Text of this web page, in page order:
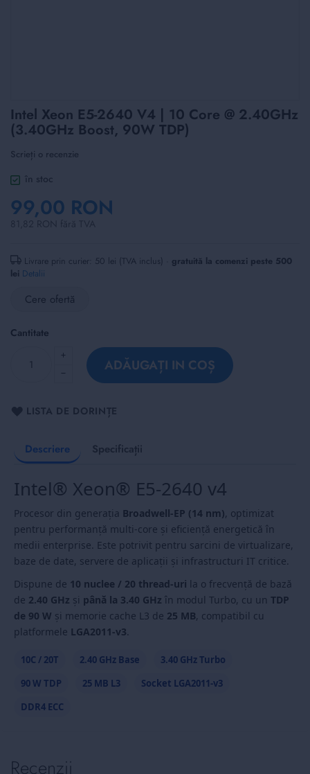
Skip
to
the
beginning
of
the
images
gallery
Intel Xeon E5-2640 V4 | 10 Core @ 2.40GHz
(3.40GHz Boost, 90W TDP)
Scrieți o recenzie
în stoc
99,00 RON
Livrare prin curier: 50 lei (TVA inclus) · gratuită la comenzi peste 500
lei Detalii
Cere ofertă
Cantitate
ADĂUGAȚI IN COȘ
LISTA DE DORINȚE
Descriere Specificații
Intel® Xeon® E5-2640 v4
Procesor din generația Broadwell-EP (14 nm), optimizat
pentru performanță multi-core și eficiență energetică în
medii enterprise. Este potrivit pentru sarcini de virtualizare,
baze de date, servere de aplicații și infrastructuri IT critice.
Dispune de 10 nuclee / 20 thread-uri la o frecvență de bază
de 2.40 GHz și până la 3.40 GHz în modul Turbo, cu un TDP
de 90 W și memorie cache L3 de 25 MB, compatibil cu
platformele LGA2011-v3.
10C / 20T 2.40 GHz Base
3.40 GHz Turbo
90 W TDP
25 MB L3
Socket LGA2011-v3
DDR4 ECC
Recenzii